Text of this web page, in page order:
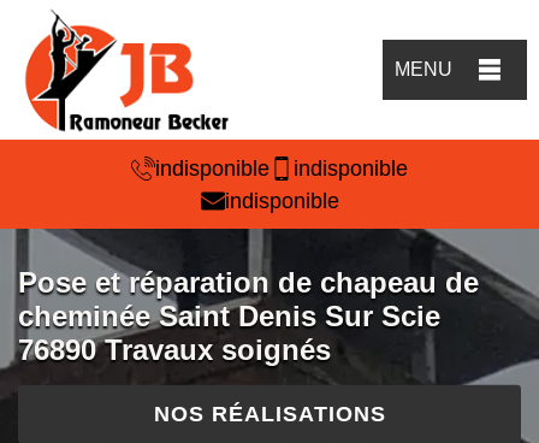
MENU
indisponible
indisponible
indisponible
Pose et réparation de chapeau de
cheminée Saint Denis Sur Scie
76890 Travaux soignés
NOS RÉALISATIONS